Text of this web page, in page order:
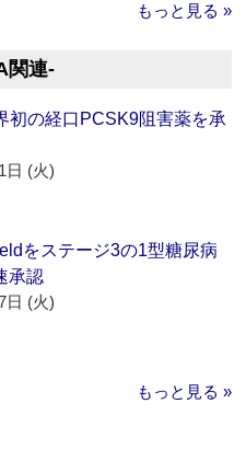
もっと見る »
関連‐
初の経口PCSK9阻害薬を承
日 (火)
をステージ3の1型糖尿病
承認
日 (火)
もっと見る »